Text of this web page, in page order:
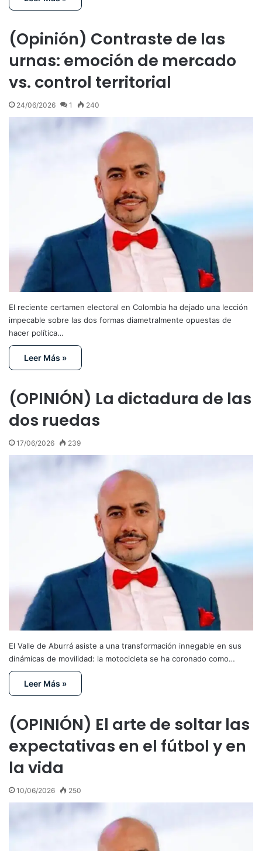
(Opinión) Contraste de las
urnas: emoción de mercado
vs. control territorial
24/06/2026 1 240
El reciente certamen electoral en Colombia ha dejado una lección
impecable sobre las dos formas diametralmente opuestas de
hacer política…
Leer Más »
(OPINIÓN) La dictadura de las
dos ruedas
17/06/2026 239
El Valle de Aburrá asiste a una transformación innegable en sus
dinámicas de movilidad: la motocicleta se ha coronado como…
Leer Más »
(OPINIÓN) El arte de soltar las
expectativas en el fútbol y en
la vida
10/06/2026 250